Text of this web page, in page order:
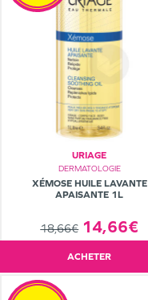
URIAGE
DERMATOLOGIE
XÉMOSE HUILE LAVANTE
APAISANTE 1L
18,66€ 14,66€
ACHETER